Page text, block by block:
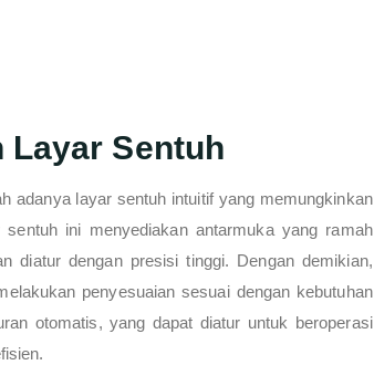
Layar Sentuh
adanya layar sentuh intuitif yang memungkinkan
ini menyediakan antarmuka yang ramah
diatur dengan presisi tinggi. Dengan demikian,
penyesuaian sesuai dengan kebutuhan
otomatis, yang dapat diatur untuk beroperasi